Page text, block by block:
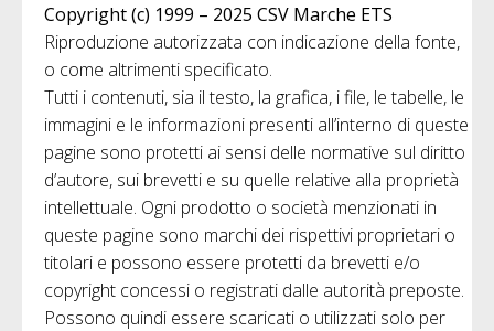
Copyright (c) 1999 – 2025 CSV Marche ETS
Riproduzione autorizzata con indicazione della fonte,
o come altrimenti specificato.
Tutti i contenuti, sia il testo, la grafica, i file, le tabelle, le
immagini e le informazioni presenti all’interno di queste
pagine sono protetti ai sensi delle normative sul diritto
d’autore, sui brevetti e su quelle relative alla proprietà
intellettuale. Ogni prodotto o società menzionati in
queste pagine sono marchi dei rispettivi proprietari o
titolari e possono essere protetti da brevetti e/o
copyright concessi o registrati dalle autorità preposte.
Possono quindi essere scaricati o utilizzati solo per